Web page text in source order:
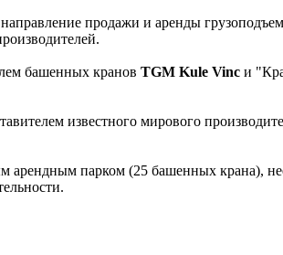
продажи и аренды
башенных кранов TGM Kule Vinc и
известного мирового
арендным парком (25 башенных крана),